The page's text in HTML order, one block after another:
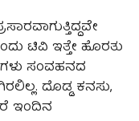
ಟಿವಿ ಇತ್ತೇ ಹೊರತು
ಸಂವಹನದ
ದೊಡ್ಡ ಕನಸು,
ಇಂದಿನ